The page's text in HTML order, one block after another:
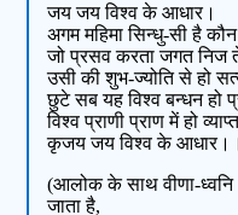
जय जय विश्व के आधार।
अगम महिमा सिन्धु-सी है कौन
जो प्रसव करता जगत निज
उसी की शुभ-ज्योति से हो
छुटे सब यह विश्व बन्धन हो
विश्व प्राणी प्राण में हो
कृजय जय विश्व के आधार।।
(आलोक के साथ वीणा-
जाता है,